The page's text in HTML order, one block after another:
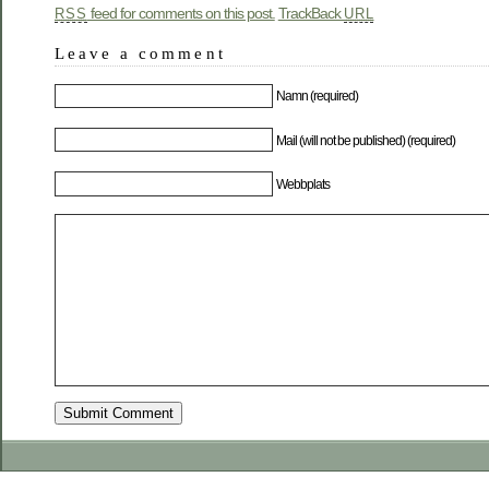
RSS feed for comments on this post. TrackBack URL
Leave a comment
Namn (required)
Mail (will not be published) (required)
Webbplats